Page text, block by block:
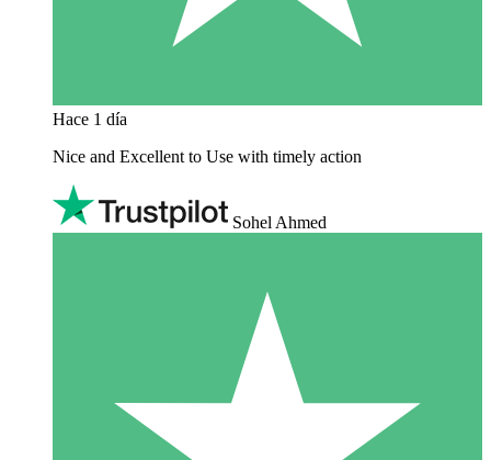
Hace 1 día
Nice and Excellent to Use with timely action
Sohel Ahmed